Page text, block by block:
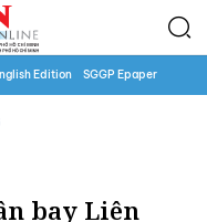
Edition SGGP Epaper
bay Liên